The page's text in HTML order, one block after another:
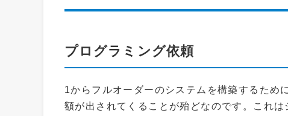
プログラミング依頼
1からフルオーダーのシステムを構築するため
額が出されてくることが殆どなのです。これ